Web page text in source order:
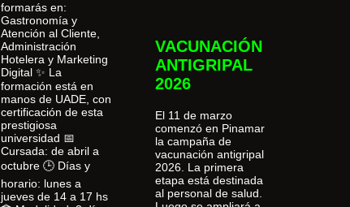
formarás en:
Gastronomía y
Atención al Cliente,
Administración
Hotelera y Marketing
Digital ✨ La
formación está en
manos de UADE, con
certificación de esta
prestigiosa
universidad 📅
Cursada: de abril a
octubre 🕒 Días y
horario: lunes a
jueves de 14 a 17 hs
VACUNACIÓN
ANTIGRIPAL
2026
El 11 de marzo
comenzó en Pinamar
la campaña de
vacunación antigripal
2026. La primera
etapa está destinada
al personal de salud.